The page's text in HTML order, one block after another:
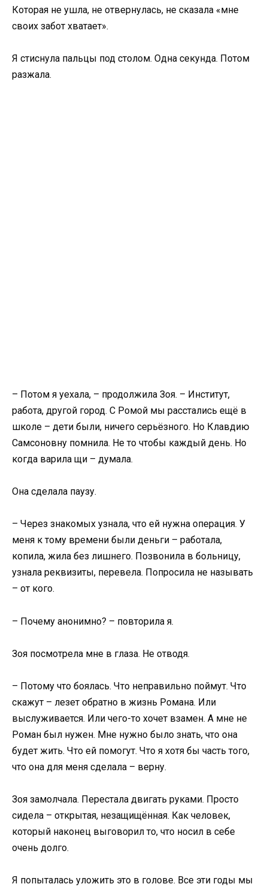
Которая не ушла, не отвернулась, не сказала «мне
своих забот хватает».
Я стиснула пальцы под столом. Одна секунда. Потом
разжала.
– Потом я уехала, – продолжила Зоя. – Институт,
работа, другой город. С Ромой мы расстались ещё в
школе – дети были, ничего серьёзного. Но Клавдию
Самсоновну помнила. Не то чтобы каждый день. Но
когда варила щи – думала.
Она сделала паузу.
– Через знакомых узнала, что ей нужна операция. У
меня к тому времени были деньги – работала,
копила, жила без лишнего. Позвонила в больницу,
узнала реквизиты, перевела. Попросила не называть
– от кого.
– Почему анонимно? – повторила я.
Зоя посмотрела мне в глаза. Не отводя.
– Потому что боялась. Что неправильно поймут. Что
скажут – лезет обратно в жизнь Романа. Или
выслуживается. Или чего-то хочет взамен. А мне не
Роман был нужен. Мне нужно было знать, что она
будет жить. Что ей помогут. Что я хотя бы часть того,
что она для меня сделала – верну.
Зоя замолчала. Перестала двигать руками. Просто
сидела – открытая, незащищённая. Как человек,
который наконец выговорил то, что носил в себе
очень долго.
Я попыталась уложить это в голове. Все эти годы мы